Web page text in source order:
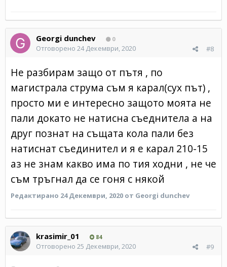
Georgi dunchev 0
#8
Отговорено 24 Декември, 2020
Не разбирам защо от пътя , по
магистрала струма съм я карал(сух път) ,
просто ми е интересно защото моята не
пали докато не натисна съеднитела а на
друг познат на същата кола пали без
натиснат съединител и я е карал 210-15
аз не знам какво има по тия ходни , не че
съм тръгнал да се гоня с някой
Редактирано 24 Декември, 2020 от Georgi dunchev
krasimir_01 84
#9
Отговорено 25 Декември, 2020